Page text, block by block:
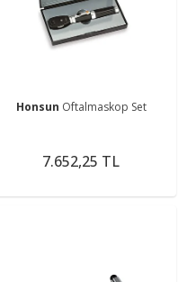
Honsun Oftalmaskop Set
7.652,25 TL